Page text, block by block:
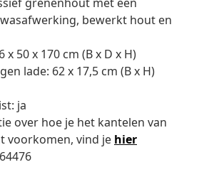
bewerkt hout en
50 x 170 cm (B x D x H)
lade: 62 x 17,5 cm (B x H)
ja
over hoe je het kantelen van
voorkomen, vind je hier